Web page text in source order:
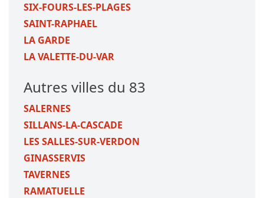
SIX-FOURS-LES-PLAGES
SAINT-RAPHAEL
LA GARDE
LA VALETTE-DU-VAR
Autres villes du 83
SALERNES
SILLANS-LA-CASCADE
LES SALLES-SUR-VERDON
GINASSERVIS
TAVERNES
RAMATUELLE